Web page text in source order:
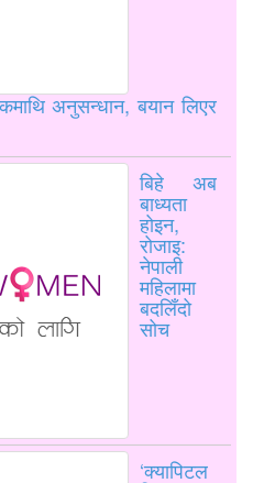
अनुसन्धान, बयान लिएर
बिहे अब
बाध्यता
होइन,
रोजाइ:
नेपाली
महिलामा
बदलिँदो
सोच
‘क्यापिटल